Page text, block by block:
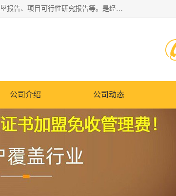
公司主营业务有地质灾害评估报告、节能评估报告、水土保持验收、水资源论证、土地复垦报告、项目可行性研究报告等。是经国家工商总局批准，在法律、法规、决定规定禁止的不得经营；法律、法规、决定规定应当许可（审批）的，经审批机关批准后凭许可（审批）文件经营;法律、法规，市场主体自主选择经营。
公司介绍 公司动态